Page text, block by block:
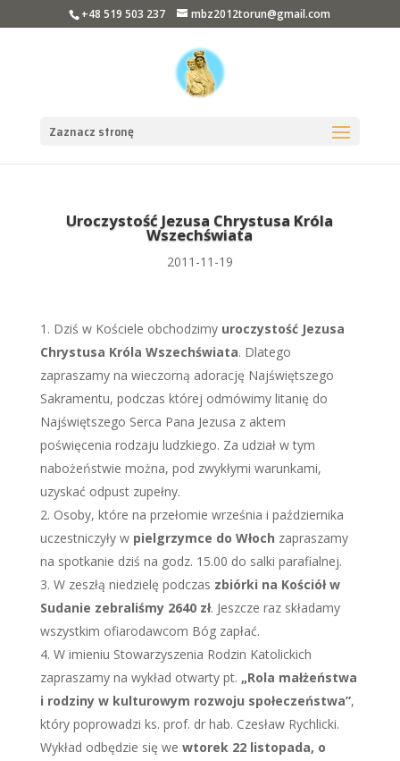
+48 519 503 237 mbz2012torun@gmail.com
Zaznacz stronę
Uroczystość Jezusa Chrystusa Króla
Wszechświata
2011-11-19
Dziś w Kościele obchodzimy uroczystość Jezusa
Chrystusa Króla Wszechświata. Dlatego
zapraszamy na wieczorną adorację Najświętszego
Sakramentu, podczas której odmówimy litanię do
Najświętszego Serca Pana Jezusa z aktem
poświęcenia rodzaju ludzkiego. Za udział w tym
nabożeństwie można, pod zwykłymi warunkami,
uzyskać odpust zupełny.
Osoby, które na przełomie września i października
uczestniczyły w pielgrzymce do Włoch zapraszamy
na spotkanie dziś na godz. 15.00 do salki parafialnej.
W zeszłą niedzielę podczas zbiórki na Kościół w
Sudanie zebraliśmy 2640 zł. Jeszcze raz składamy
wszystkim ofiarodawcom Bóg zapłać.
W imieniu Stowarzyszenia Rodzin Katolickich
zapraszamy na wykład otwarty pt. „Rola małżeństwa
i rodziny w kulturowym rozwoju społeczeństwa”,
który poprowadzi ks. prof. dr hab. Czesław Rychlicki.
Wykład odbędzie się we wtorek 22 listopada, o